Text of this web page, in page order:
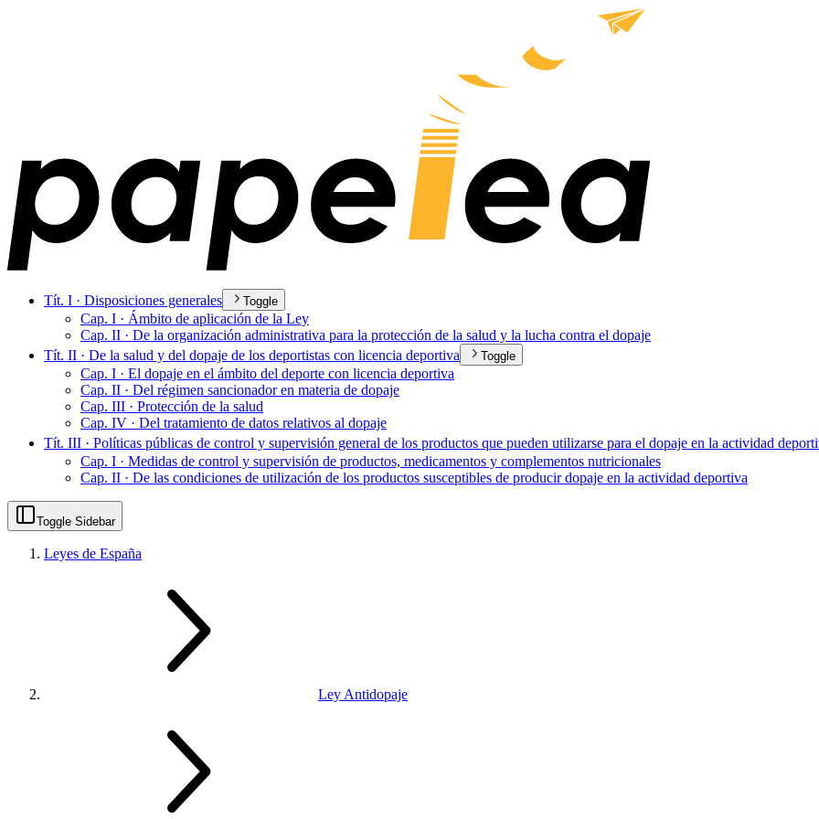
Tít. I · Disposiciones generales Toggle
Cap. I · Ámbito de aplicación de la Ley
Cap. II · De la organización administrativa para la protección de la salud y la lucha contra el dopaje
Tít. II · De la salud y del dopaje de los deportistas con licencia deportiva
Toggle
Cap. I · El dopaje en el ámbito del deporte con licencia deportiva
Cap. II · Del régimen sancionador en materia de dopaje
Cap. III · Protección de la salud
Cap. IV · Del tratamiento de datos relativos al dopaje
Tít. III · Políticas públicas de control y supervisión general de los productos que pueden utilizarse para el dopaje en la actividad
Cap. I · Medidas de control y supervisión de productos, medicamentos y complementos nutricionales
Cap. II · De las condiciones de utilización de los productos susceptibles de producir dopaje en la actividad deportiva
Toggle Sidebar
Leyes de España
Ley Antidopaje